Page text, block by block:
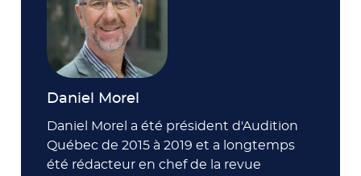
Daniel Morel
Daniel Morel a été président d'Audition
Québec de 2015 à 2019 et a longtemps
été rédacteur en chef de la revue